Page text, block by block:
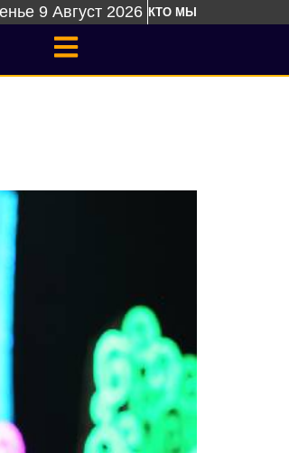
9 Август 2026 КТО МЫ